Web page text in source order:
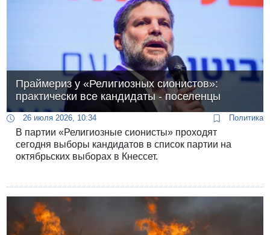
Праймериз у «Религиозных сионистов»:
практически все кандидаты - поселенцы
26 июля 2026, 10:34 Политика
В партии «Религиозные сионисты» проходят
сегодня выборы кандидатов в список партии на
октябрьских выборах в Кнессет.